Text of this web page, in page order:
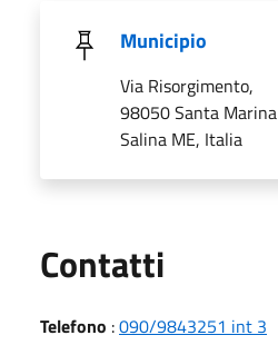
Municipio
Via Risorgimento,
98050 Santa Marina
Salina ME, Italia
Contatti
Telefono :090/9843251 int 3